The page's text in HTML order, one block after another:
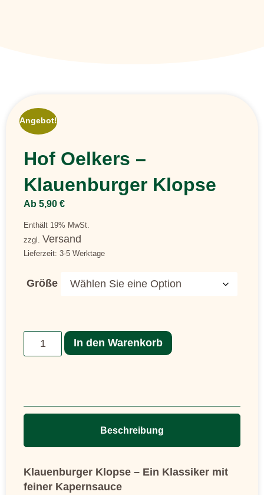
Angebot!
Hof Oelkers –
Klauenburger Klopse
Ab 5,90 €
Enthält 19% MwSt.
zzgl. Versand
Lieferzeit: 3-5 Werktage
Größe
In den Warenkorb
Beschreibung
Klauenburger Klopse – Ein Klassiker mit
feiner Kapernsauce